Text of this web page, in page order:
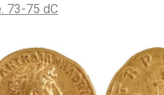
73-75 dC